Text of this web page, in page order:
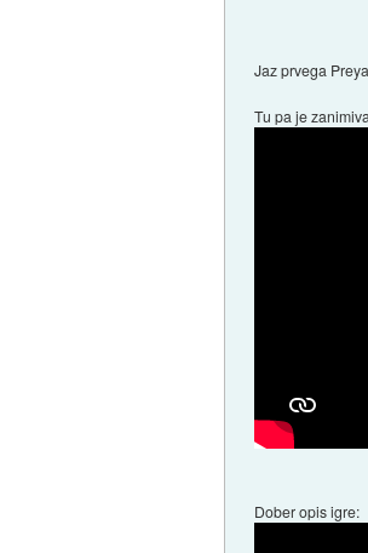
Jaz prvega
Tu pa je
Dober opis igre: